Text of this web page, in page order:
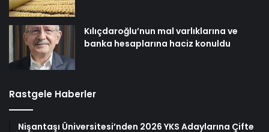
Kılıçdaroğlu’nun mal varlıklarına ve
banka hesaplarına haciz konuldu
Rastgele Haberler
Nişantaşı Üniversitesi’nden 2026 YKS Adaylarına Çifte